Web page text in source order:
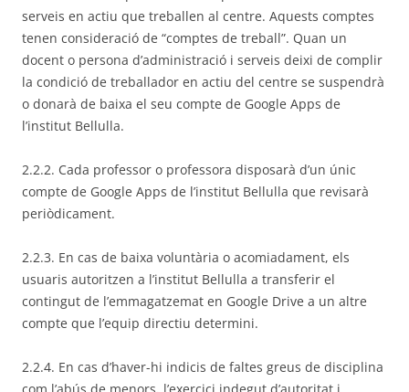
serveis en actiu que treballen al centre. Aquests comptes
tenen consideració de “comptes de treball”. Quan un
docent o persona d’administració i serveis deixi de complir
la condició de treballador en actiu del centre se suspendrà
o donarà de baixa el seu compte de Google Apps de
l’institut Bellulla.
2.2.2. Cada professor o professora disposarà d’un únic
compte de Google Apps de l’institut Bellulla que revisarà
periòdicament.
2.2.3. En cas de baixa voluntària o acomiadament, els
usuaris autoritzen a l’institut Bellulla a transferir el
contingut de l’emmagatzemat en Google Drive a un altre
compte que l’equip directiu determini.
2.2.4. En cas d’haver-hi indicis de faltes greus de disciplina